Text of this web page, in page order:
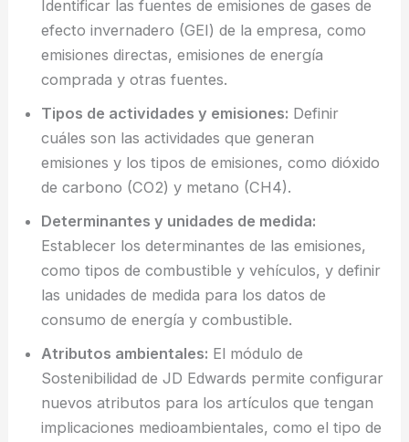
Identificar las fuentes de emisiones de gases de
efecto invernadero (GEI) de la empresa, como
emisiones directas, emisiones de energía
comprada y otras fuentes.
Tipos de actividades y emisiones: Definir
cuáles son las actividades que generan
emisiones y los tipos de emisiones, como dióxido
de carbono (CO2) y metano (CH4).
Determinantes y unidades de medida:
Establecer los determinantes de las emisiones,
como tipos de combustible y vehículos, y definir
las unidades de medida para los datos de
consumo de energía y combustible.
Atributos ambientales: El módulo de
Sostenibilidad de JD Edwards permite configurar
nuevos atributos para los artículos que tengan
implicaciones medioambientales, como el tipo de